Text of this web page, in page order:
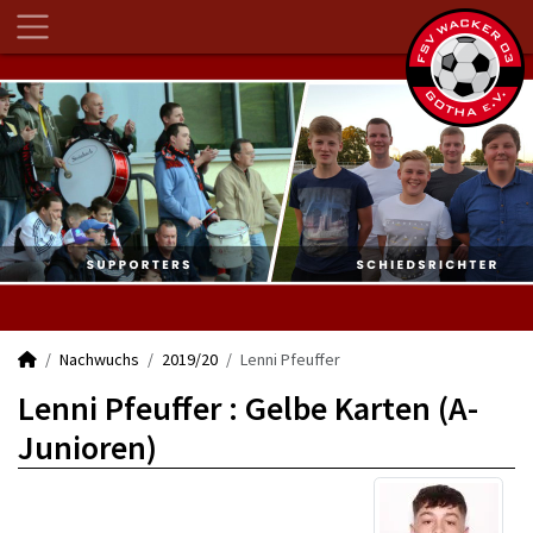
Nachwuchs 2019/20 Lenni Pfeuffer
Lenni Pfeuffer : Gelbe Karten (A-
Junioren)